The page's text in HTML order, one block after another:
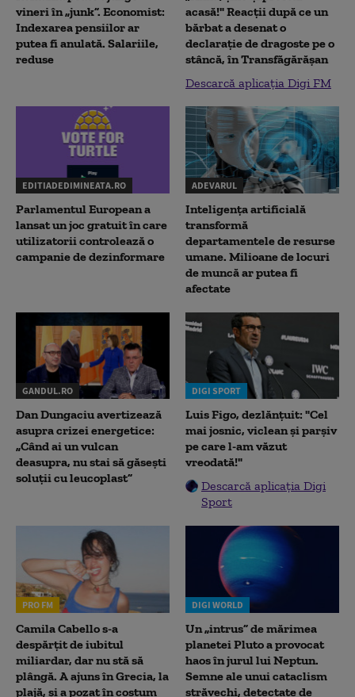
vineri în „junk”. Economist:
Indexarea pensiilor ar
putea fi anulată. Salariile,
reduse
acasă!" Reacţii după ce un
bărbat a desenat o
declaraţie de dragoste pe o
stâncă, în Transfăgărăşan
Descarcă aplicația Digi FM
EDITIADEDIMINEATA.RO
Parlamentul European a
lansat un joc gratuit în care
utilizatorii controlează o
campanie de dezinformare
ADEVARUL
Inteligența artificială
transformă
departamentele de resurse
umane. Milioane de locuri
de muncă ar putea fi
afectate
GANDUL.RO
Dan Dungaciu avertizează
asupra crizei energetice:
„Când ai un vulcan
deasupra, nu stai să găsești
soluții cu leucoplast”
DIGI SPORT
Luis Figo, dezlănțuit: "Cel
mai josnic, viclean și parșiv
pe care l-am văzut
vreodată!"
Descarcă aplicația Digi
Sport
PRO FM
Camila Cabello s-a
despărțit de iubitul
miliardar, dar nu stă să
plângă. A ajuns în Grecia, la
plajă, și a pozat în costum
DIGI WORLD
Un „intrus” de mărimea
planetei Pluto a provocat
haos în jurul lui Neptun.
Semne ale unui cataclism
străvechi, detectate de